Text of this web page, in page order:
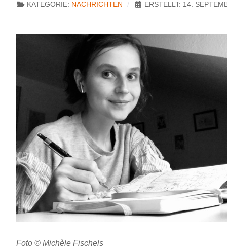
KATEGORIE: NACHRICHTEN ERSTELLT: 14.
Foto © Michèle Fischels